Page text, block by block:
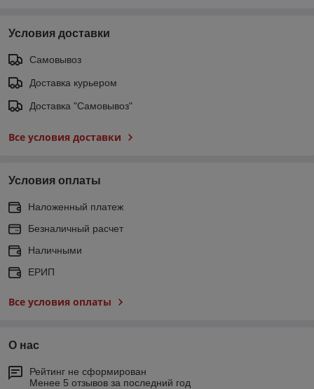
Условия доставки
Самовывоз
Доставка курьером
Доставка "Самовывоз"
Все условия доставки
Условия оплаты
Наложенный платеж
Безналичный расчет
Наличными
ЕРИП
Все условия оплаты
О нас
Рейтинг не сформирован
Менее 5 отзывов за последний год